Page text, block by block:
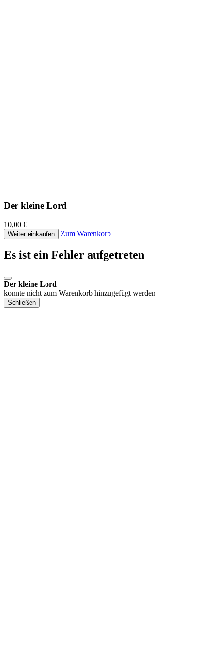
Der kleine Lord
10,00 €
Weiter einkaufen Zum Warenkorb
Es ist ein Fehler aufgetreten
Der kleine Lord
konnte nicht zum Warenkorb hinzugefügt werden
Schließen